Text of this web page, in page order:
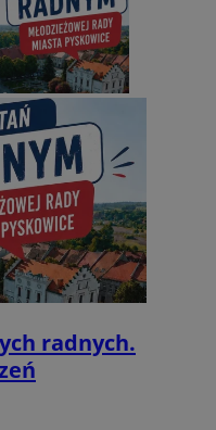
radnych.